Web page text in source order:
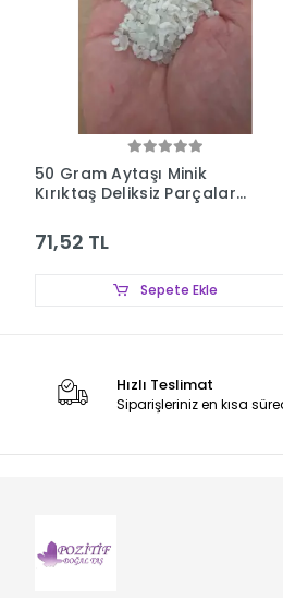
50 Gram Aytaşı Minik
Kırıktaş Deliksiz Parçalar
71,52 TL
Sepete Ekle
Hızlı Teslimat
Siparişleriniz en kısa